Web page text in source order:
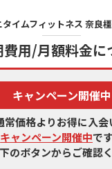
タイムフィットネス 奈良
費用/月額料金に
キャンペーン開催中
常価格よりお得に入会
キャンペーン開催中です
のボタンからご確認く